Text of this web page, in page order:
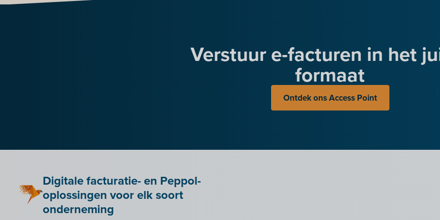
Verstuur e-facturen in het
formaat
Ontdek ons Access Point
Digitale facturatie- en Peppol-
oplossingen voor elk soort
onderneming